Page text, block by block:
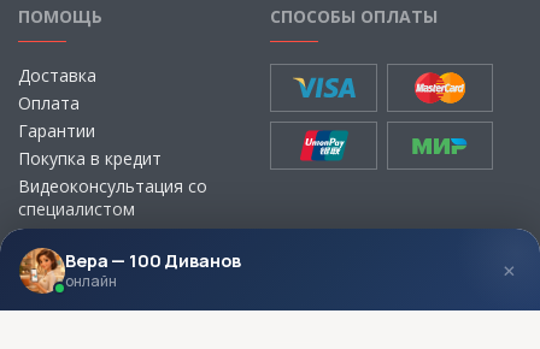
ПОМОЩЬ
Доставка
Оплата
Гарантии
Покупка в кредит
Видеоконсультация со
специалистом
Выбор ткани для мебели без
визита в магазин
СПОСОБЫ ОПЛАТЫ
МЫ В СОЦСЕТЯХ КОНТАКТЫ
Вера — 100 Диванов
онлайн ×